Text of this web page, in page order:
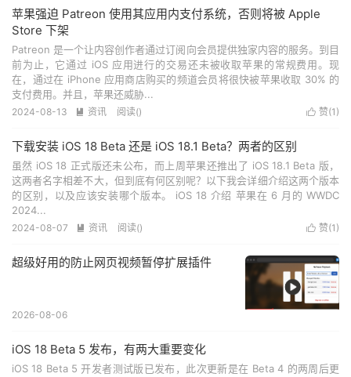
苹果强迫 Patreon 使用其应用内支付系统，否则将被 Apple
Store 下架
Patreon 是一个让内容创作者通过订阅向会员提供独家内容的服务。到目
前为止，它通过 iOS 应用进行的交易还未被收取苹果的常规费用。现
在，通过在 iPhone 应用商店购买的频道会员将很快被苹果收取 30% 的
支付费用。并且，苹果还威胁...
 赞(1 )
2024-08-13  资讯 阅读()
下载安装 iOS 18 Beta 还是 iOS 18.1 Beta？两者的区别
虽然 iOS 18 正式版还未公布，而上周苹果还推出了 iOS 18.1 Beta 版，
这两者名字相差不大，但到底有何区别呢？以下我会详细介绍这两个版本
的区别，以及应该安装哪个版本。 iOS 18 介绍 苹果在 6 月的 WWDC
2024...
 赞(1 )
2024-08-07  资讯 阅读()
超级好用的防止网页视频暂停扩展插件
2026-08-06
iOS 18 Beta 5 发布，有两大重要变化
iOS 18 Beta 5 开发者测试版已发布，此次更新是在 Beta 4 的两周后更